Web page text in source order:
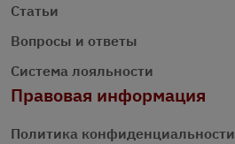
Статьи
Вопросы и ответы
Система лояльности
Правовая информация
Политика конфиденциальности